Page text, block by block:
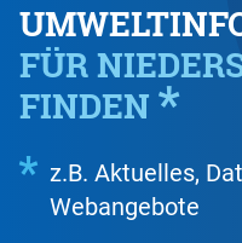
FÜR
FINDEN
z.B. Aktuelles,
Webangebote